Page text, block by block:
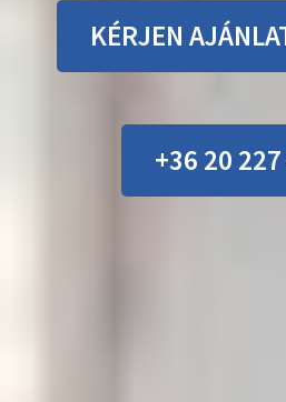
KÉRJEN
+36 20